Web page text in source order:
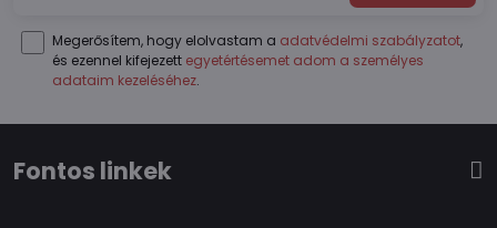
Megerősítem, hogy elolvastam a adatvédelmi szabályzatot,
és ezennel kifejezett egyetértésemet adom a személyes
adataim kezeléséhez.
Fontos linkek